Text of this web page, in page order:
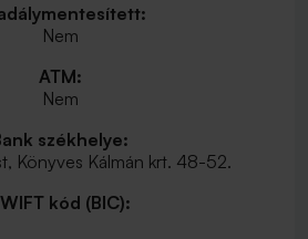
Nem
ATM:
Nem
székhelye:
Könyves Kálmán krt. 48-52.
kód (BIC):